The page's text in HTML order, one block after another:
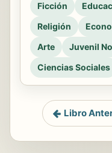
Ficción
Religión
Arte
Juvenil
Ciencias Sociales
Libro